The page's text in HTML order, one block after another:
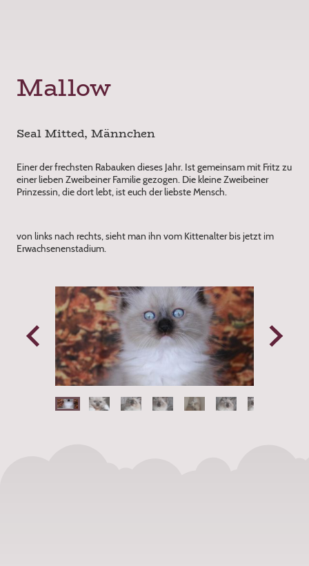
Mallow
Seal Mitted, Männchen
Einer der frechsten Rabauken dieses Jahr. Ist gemeinsam mit Fritz zu
einer lieben Zweibeiner Familie gezogen. Die kleine Zweibeiner
Prinzessin, die dort lebt, ist euch der liebste Mensch.
von links nach rechts, sieht man ihn vom Kittenalter bis jetzt im
Erwachsenenstadium.